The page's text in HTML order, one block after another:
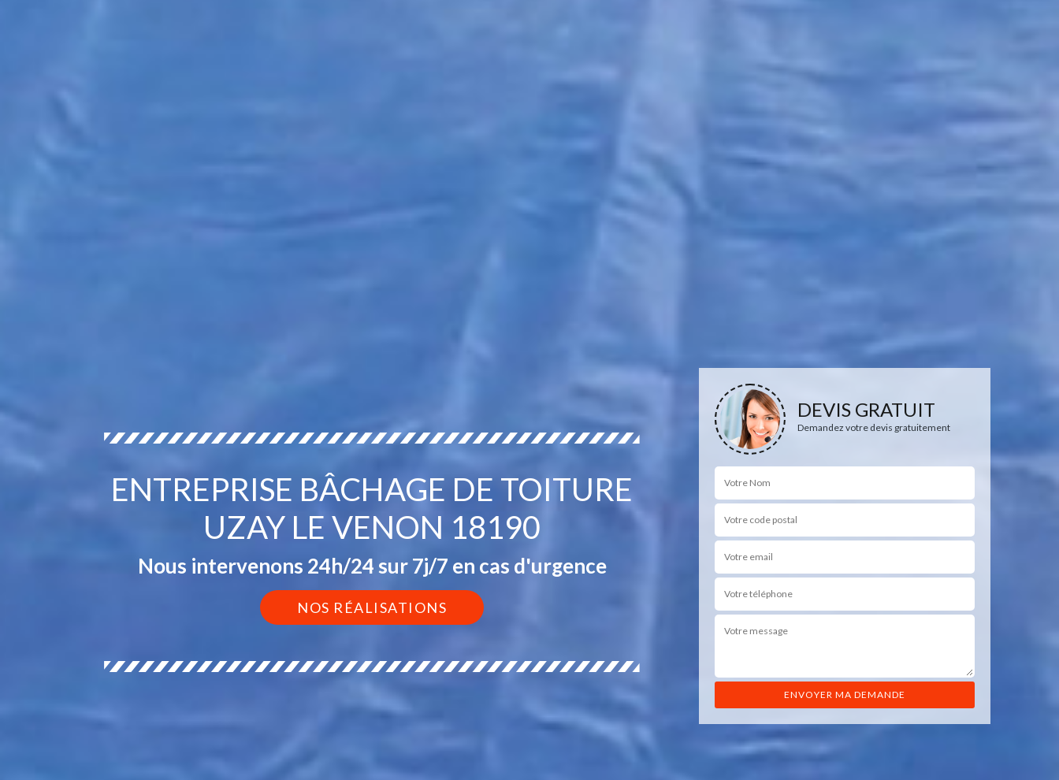
ENTREPRISE BÂCHAGE DE TOITURE
UZAY LE VENON 18190
Nous intervenons 24h/24 sur 7j/7 en cas d'urgence
NOS RÉALISATIONS
DEVIS GRATUIT
Demandez votre devis gratuitement